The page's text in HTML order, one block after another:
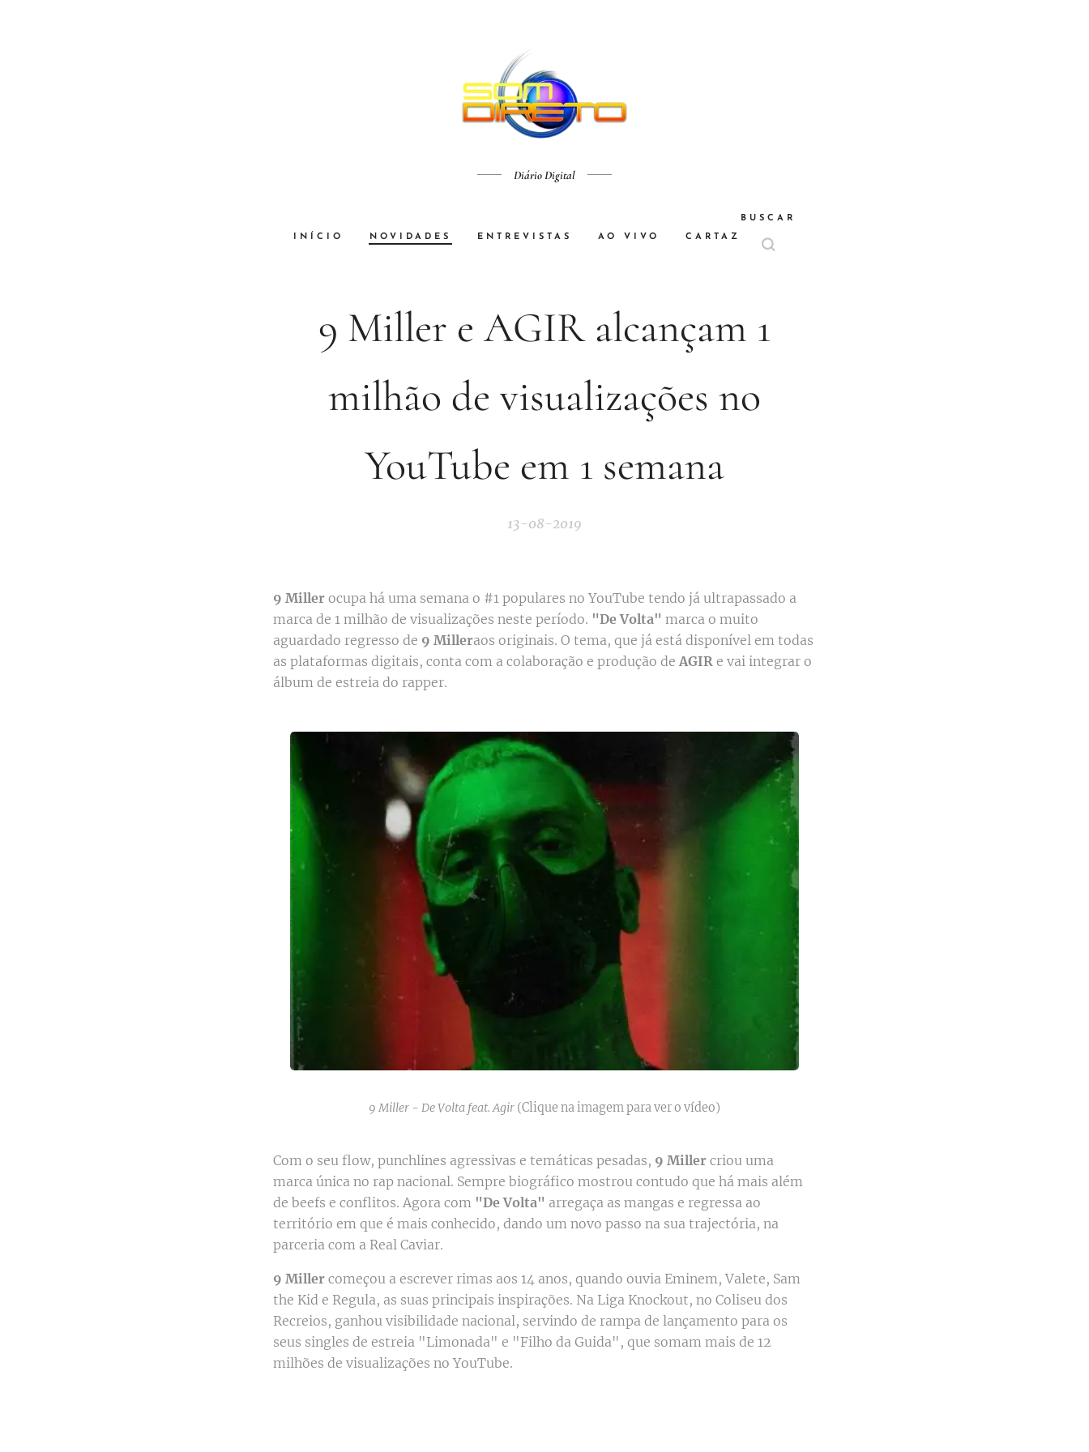
Diário Digital
INÍCIO NOVIDADES ENTREVISTAS AO VIVO CARTAZ
BUSCAR
9 Miller e AGIR alcançam 1
milhão de visualizações no
YouTube em 1 semana
13-08-2019
9 Miller ocupa há uma semana o #1 populares no YouTube tendo já ultrapassado a
marca de 1 milhão de visualizações neste período. "De Volta" marca o muito
aguardado regresso de 9 Milleraos originais. O tema, que já está disponível em todas
as plataformas digitais, conta com a colaboração e produção de AGIR e vai integrar o
álbum de estreia do rapper.
9 Miller - De Volta feat. Agir (Clique na imagem para ver o vídeo)
Com o seu flow, punchlines agressivas e temáticas pesadas, 9 Miller criou uma
marca única no rap nacional. Sempre biográfico mostrou contudo que há mais além
de beefs e conflitos. Agora com "De Volta" arregaça as mangas e regressa ao
território em que é mais conhecido, dando um novo passo na sua trajectória, na
parceria com a Real Caviar.
9 Miller começou a escrever rimas aos 14 anos, quando ouvia Eminem, Valete, Sam
the Kid e Regula, as suas principais inspirações. Na Liga Knockout, no Coliseu dos
Recreios, ganhou visibilidade nacional, servindo de rampa de lançamento para os
seus singles de estreia "Limonada" e "Filho da Guida", que somam mais de 12
milhões de visualizações no YouTube.